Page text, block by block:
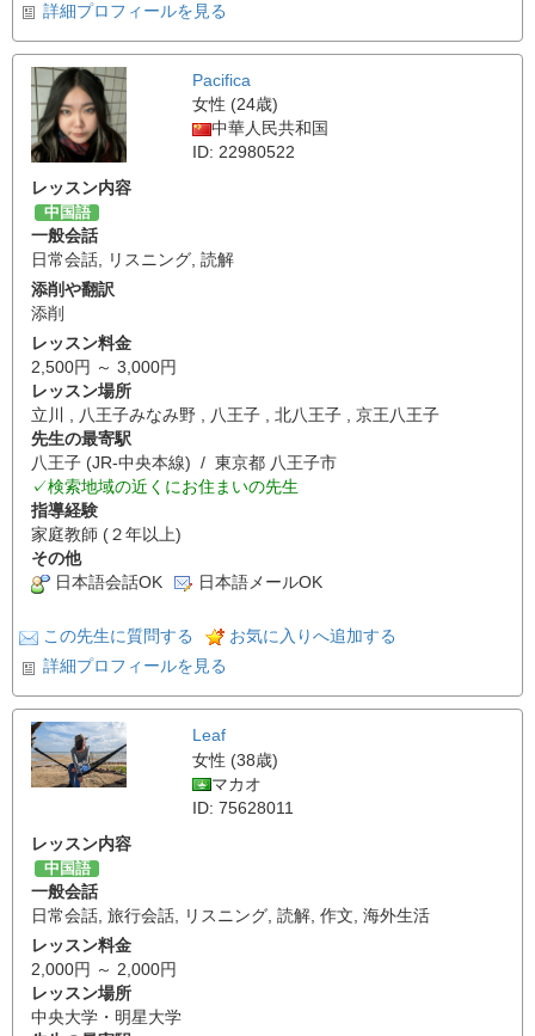
詳細プロフィールを見る
Pacifica
女性 (24歳)
中華人民共和国
ID: 22980522
レッスン内容
中国語
一般会話
日常会話, リスニング, 読解
添削や翻訳
添削
レッスン料金
2,500円 ～ 3,000円
レッスン場所
立川 , 八王子みなみ野 , 八王子 , 北八王子 , 京王八王子
先生の最寄駅
八王子 (JR-中央本線) / 東京都 八王子市
✓検索地域の近くにお住まいの先生
指導経験
家庭教師 (２年以上)
その他
日本語会話OK
日本語メールOK
この先生に質問する
お気に入りへ追加する
詳細プロフィールを見る
Leaf
女性 (38歳)
マカオ
ID: 75628011
レッスン内容
中国語
一般会話
日常会話 旅行会話 リスニング 読解 作文 海外生活
レッスン料金
2,000円 ～ 2,000円
レッスン場所
中央大学・明星大学